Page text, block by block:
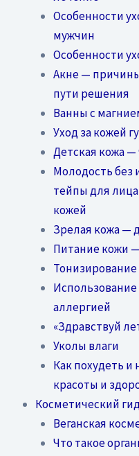
Особенности
мужчин
Особенности
Акне —
пути решения
Ванны с
Уход за кожей
Детская кожа
Молодость без
тейпы для
кожей
Зрелая кожа —
Питание кожи
аллергией
«Здравствуй
Уколы влаги
Как похудеть и
красоты и
Косметический
Веганская
Что такое